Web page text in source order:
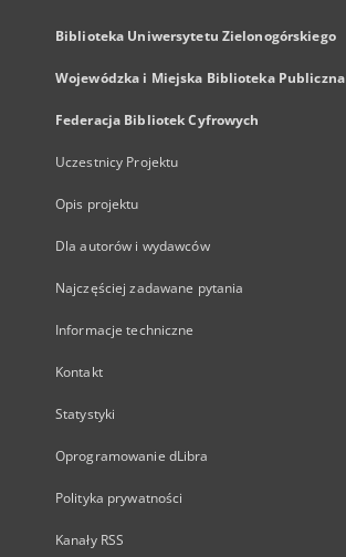
Biblioteka Uniwersytetu Zielonogórskiego
Wojewódzka i Miejska Biblioteka Publiczna
Federacja Bibliotek Cyfrowych
Uczestnicy Projektu
Opis projektu
Dla autorów i wydawców
Najczęściej zadawane pytania
Informacje techniczne
Kontakt
Statystyki
Oprogramowanie dLibra
Polityka prywatności
Kanały RSS